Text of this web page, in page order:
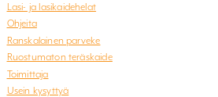
Lasi- ja lasikaidehelat
Ohjeita
Ranskalainen parveke
Ruostumaton teräskaide
Toimittaja
Usein kysyttyä